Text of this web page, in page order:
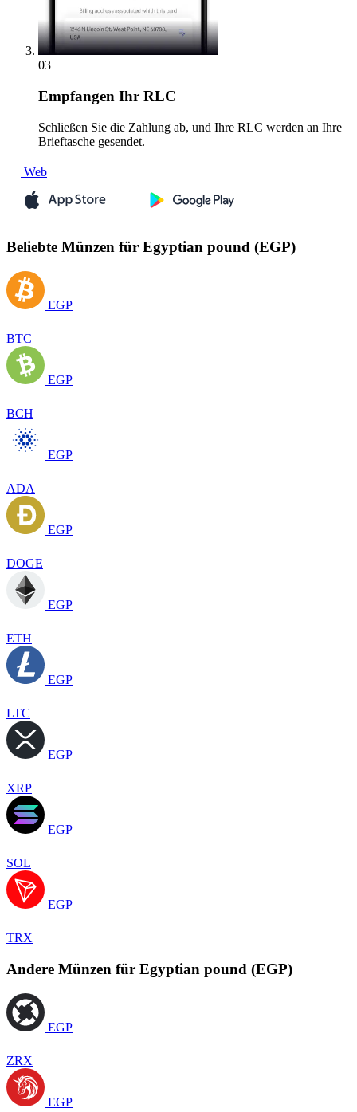
03
Empfangen Ihr RLC
Schließen Sie die Zahlung ab, und Ihre RLC werden an Ihre
Brieftasche gesendet.
Web
Beliebte Münzen für Egyptian pound (EGP)
EGP
BTC
EGP
BCH
EGP
ADA
EGP
DOGE
EGP
ETH
EGP
LTC
EGP
XRP
EGP
SOL
EGP
TRX
Andere Münzen für Egyptian pound (EGP)
EGP
ZRX
EGP